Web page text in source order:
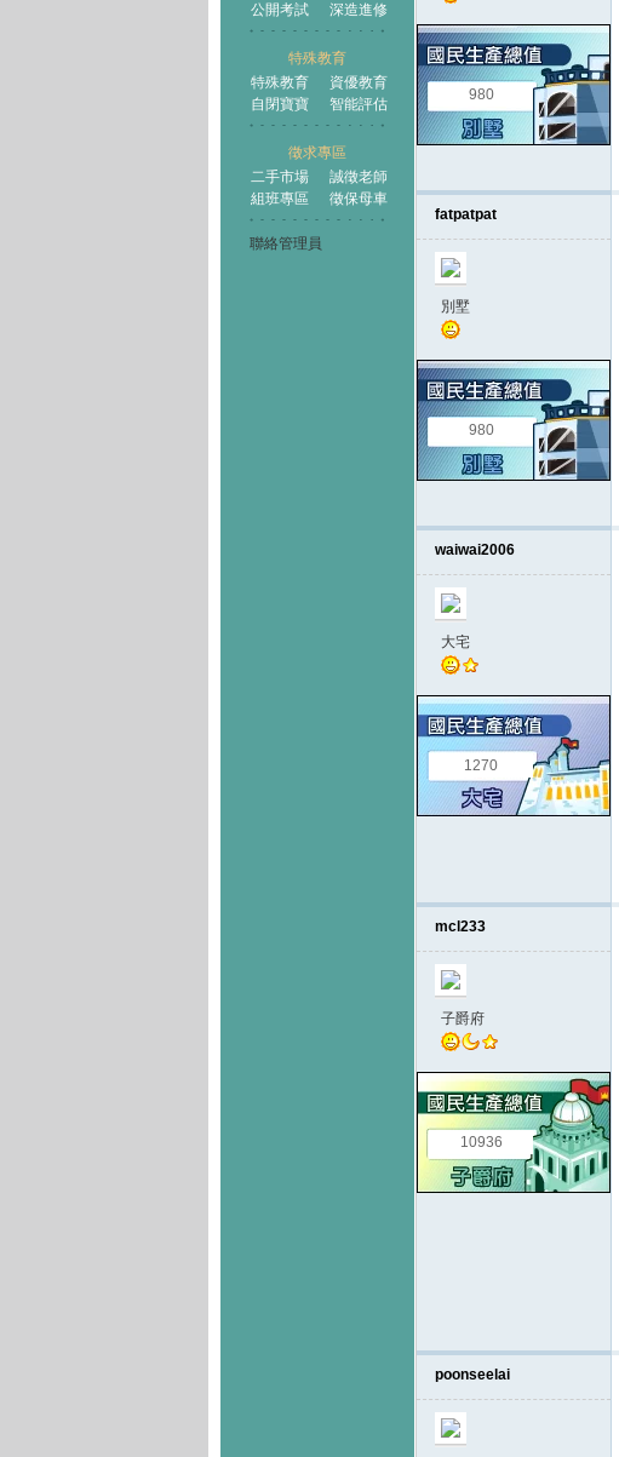
公開考試
深造進修
特殊教育
特殊教育
資優教育
自閉寶寶
智能評估
徵求專區
二手市場
誠徵老師
組班專區
徵保母車
聯絡管理員
980
fatpatpat
別墅
980
waiwai2006
大宅
1270
mcl233
子爵府
10936
poonseelai